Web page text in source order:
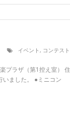
イベント , コンテスト
プラザ（第1控え室）
ました。 ●ミニコン